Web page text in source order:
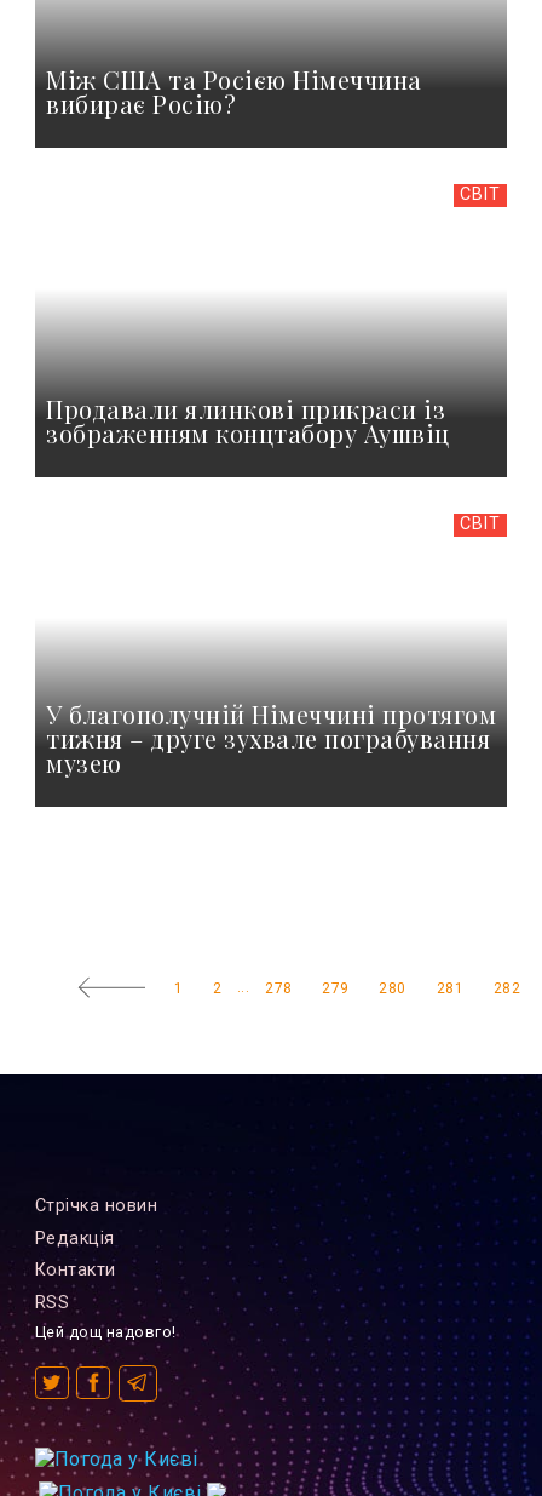
Між США та Росією Німеччина
вибирає Росію?
СВІТ
Продавали ялинкові прикраси із
зображенням концтабору Аушвіц
СВІТ
У благополучній Німеччині протягом
тижня – друге зухвале пограбування
музею
1 2 ... 278 279 280 281 282
Стрiчка новин
Редакцiя
Контакти
RSS
Цей дощ надовго!